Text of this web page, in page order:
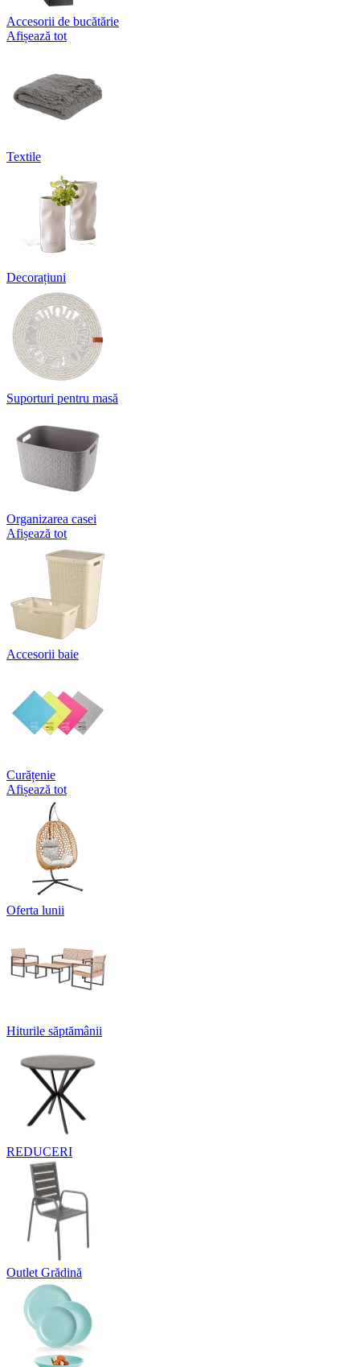
Accesorii de bucătărie
Afișează tot
Textile
Decorațiuni
Suporturi pentru masă
Organizarea casei
Afișează tot
Accesorii baie
Curățenie
Afișează tot
Oferta lunii
Hiturile săptămânii
REDUCERI
Outlet Grădină